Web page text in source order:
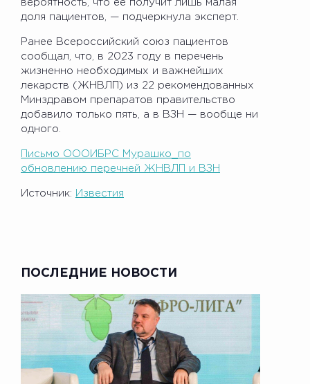
вероятность, что ее получит лишь малая
доля пациентов, — подчеркнула эксперт.
Ранее Всероссийский союз пациентов
сообщал, что, в 2023 году в перечень
жизненно необходимых и важнейших
лекарств (ЖНВЛП) из 22 рекомендованных
Минздравом препаратов правительство
добавило только пять, а в ВЗН — вообще ни
одного.
Письмо ОООИБРС Мурашко_по
обновлению перечней ЖНВЛП и ВЗН
Источник: Известия
ПОСЛЕДНИЕ НОВОСТИ